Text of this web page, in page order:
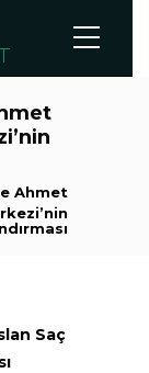
Ahmet
Saç